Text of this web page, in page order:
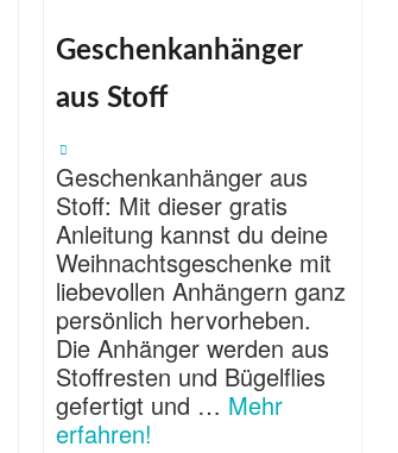
Geschenkanhänger
aus Stoff
Geschenkanhänger aus
Stoff: Mit dieser gratis
Anleitung kannst du deine
Weihnachtsgeschenke mit
liebevollen Anhängern ganz
persönlich hervorheben.
Die Anhänger werden aus
Stoffresten und Bügelflies
gefertigt und … Mehr
erfahren!